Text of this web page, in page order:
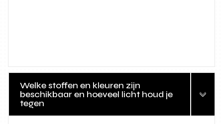
Welke stoffen en kleuren zijn
beschikbaar en hoeveel licht houd je
tegen